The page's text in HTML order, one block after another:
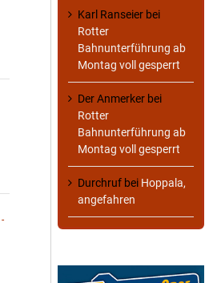
-
Karl Ranseier bei
Rotter
Bahnunterführung ab
Montag voll gesperrt
Der Anmerker bei
Rotter
Bahnunterführung ab
Montag voll gesperrt
Durchruf bei Hoppala,
angefahren